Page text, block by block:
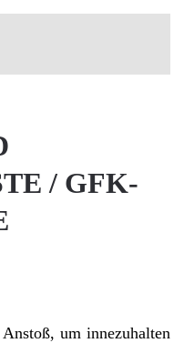
/ GFK-
um innezuhalten